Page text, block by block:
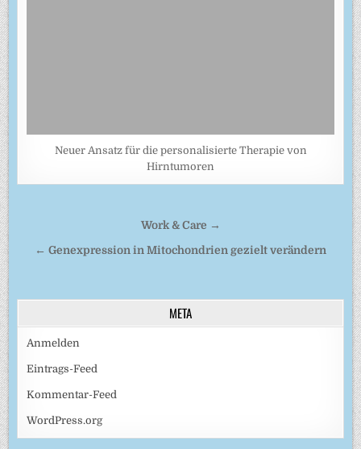
Neuer Ansatz für die personalisierte Therapie von
Hirntumoren
Beitragsnavigation
Work & Care →
← Genexpression in Mitochondrien gezielt verändern
META
Anmelden
Eintrags-Feed
Kommentar-Feed
WordPress.org